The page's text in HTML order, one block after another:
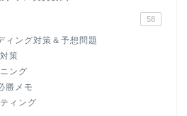
58
ィング対策＆予想問題
策
ング
勝メモ
ィング